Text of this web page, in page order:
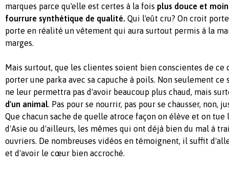
marques parce qu'elle est certes à la fois plus douce et
fourrure synthétique de qualité. Qui l'eût cru? On croit
porte en réalité un vêtement qui aura surtout permis à la
marges.
Mais surtout, que les clientes soient bien conscientes de
porter une parka avec sa capuche à poils. Non seulement
ne leur permettra pas d'avoir beaucoup plus chaud, mais
d'un animal. Pas pour se nourrir, pas pour se chausser, non,
Que chacun sache de quelle atroce façon on élève et on tue
d'Asie ou d'ailleurs, les mêmes qui ont déjà bien du mal à
ouvriers. De nombreuses vidéos en témoignent, il suffit
et d'avoir le cœur bien accroché.